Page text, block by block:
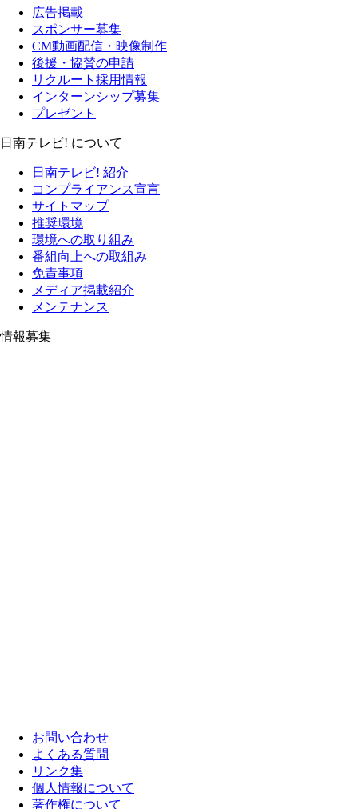
広告掲載
スポンサー募集
CM動画配信・映像制作
後援・協賛の申請
リクルート採用情報
インターンシップ募集
プレゼント
日南テレビ! について
日南テレビ! 紹介
コンプライアンス宣言
サイトマップ
推奨環境
環境への取り組み
番組向上への取組み
免責事項
メディア掲載紹介
メンテナンス
情報募集
お問い合わせ
よくある質問
リンク集
個人情報について
著作権について